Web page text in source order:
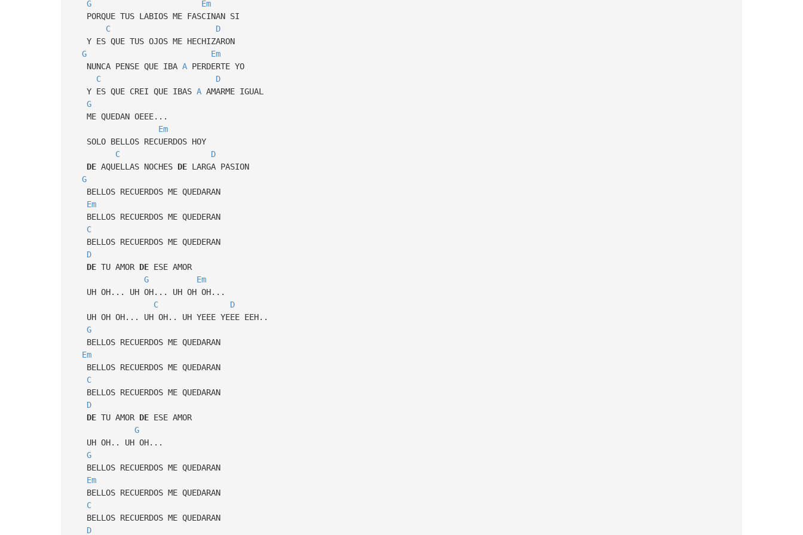
G
Em
PORQUE TUS LABIOS ME FASCINAN SI
C
D
Y ES QUE TUS OJOS ME HECHIZARON
G
Em
NUNCA PENSE QUE IBA APERDERTE YO
C
D
Y ES QUE CREI QUE IBAS AAMARME IGUAL
G
ME QUEDAN OEEE...
Em
SOLO BELLOS RECUERDOS HOY
C
D
DEAQUELLAS NOCHES DELARGA PASION
G
BELLOS RECUERDOS ME QUEDARAN
Em
BELLOS RECUERDOS ME QUEDERAN
C
BELLOS RECUERDOS ME QUEDERAN
D
DETU AMOR DEESE AMOR
G
Em
UH OH... UH OH... UH OH OH...
C
D
UH OH OH... UH OH.. UH YEEE YEEE EEH..
G
BELLOS RECUERDOS ME QUEDARAN
Em
BELLOS RECUERDOS ME QUEDARAN
C
BELLOS RECUERDOS ME QUEDARAN
D
DETU AMOR DEESE AMOR
G
UH OH.. UH OH...
G
BELLOS RECUERDOS ME QUEDARAN
Em
BELLOS RECUERDOS ME QUEDARAN
C
BELLOS RECUERDOS ME QUEDARAN
D